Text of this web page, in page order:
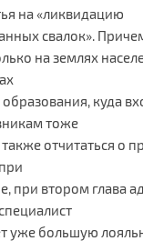
на «ликвидацию
свалок».
на землях
куда
тоже
отчитаться о
при втором глава
уже большую